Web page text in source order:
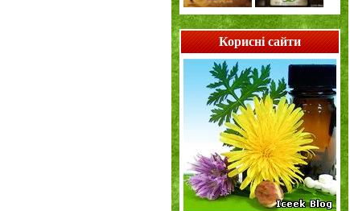
Корисні сайти